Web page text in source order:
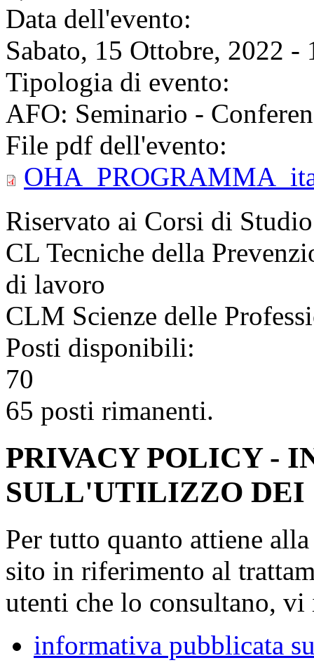
Data dell'evento:
Sabato, 15 Ottobre, 2022 -
Tipologia di evento:
AFO: Seminario -
File pdf dell'evento:
Riservato ai Corsi di
CL Tecniche della
di lavoro
CLM Scienze delle
Posti disponibili:
70
65 posti rimanenti.
PRIVACY POLICY -
SULL'UTILIZZO DEI
Per tutto quanto attiene
sito in riferimento al
utenti che lo consultano,
informativa pubblicata